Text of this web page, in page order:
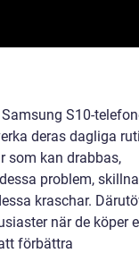
S10-
deras dagliga
som kan drabbas,
problem,
kraschar.
när de köper
förbättra